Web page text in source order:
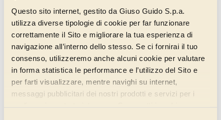
Questo sito internet, gestito da Giuso Guido S.p.a.
utilizza diverse tipologie di cookie per far funzionare
correttamente il Sito e migliorare la tua esperienza di
navigazione all’interno dello stesso. Se ci fornirai il tuo
consenso, utilizzeremo anche alcuni cookie per valutare
in forma statistica le performance e l’utilizzo del Sito e
per farti visualizzare, mentre navighi su internet,
messaggi pubblicitari dei nostri prodotti e servizi per i
Basi per gelato frutta
Basi per gelato alcolico
Basi per gelato cioccolato
Base complet
Base evoluzione
Base assoluta